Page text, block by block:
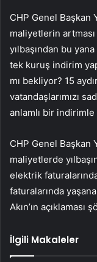
CHP Genel Başkan
maliyetlerin
yılbaşından bu
tek kuruş indirim
mı bekliyor? 15
vatandaşlarımızı
anlamlı bir indirimle
CHP Genel Başkan
maliyetlerde
elektrik
faturalarında
Akın’ın açıklaması
İlgili Makaleler